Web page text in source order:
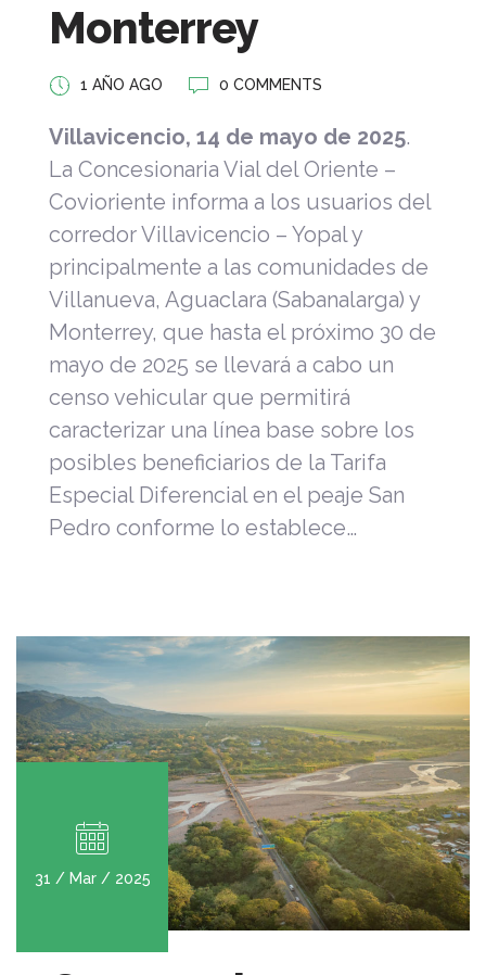
Monterrey
1 AÑO AGO 0 COMMENTS
Villavicencio, 14 de mayo de 2025.
La Concesionaria Vial del Oriente –
Covioriente informa a los usuarios del
corredor Villavicencio – Yopal y
principalmente a las comunidades de
Villanueva, Aguaclara (Sabanalarga) y
Monterrey, que hasta el próximo 30 de
mayo de 2025 se llevará a cabo un
censo vehicular que permitirá
caracterizar una línea base sobre los
posibles beneficiarios de la Tarifa
Especial Diferencial en el peaje San
Pedro conforme lo establece…
31 / Mar / 2025